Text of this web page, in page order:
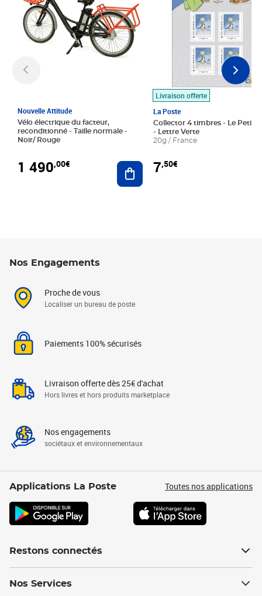
Nouvelle Attitude
Vélo électrique du facteur,
reconditionné - Taille normale -
Noir/ Rouge
1 490,00€ Ajouter au panier
Livraison offerte
La Poste
Collector 4 timbres - Le Petit
- Lettre Verte
20g / France
7,50€
Nos Engagements
Proche de vous
Localiser un bureau de poste
Paiements 100% sécurisés
Livraison offerte dès 25€ d'achat
Hors livres et hors produits marketplace
Nos engagements
sociétaux et environnementaux
Applications La Poste Toutes nos applications
Restons connectés
Nos Services